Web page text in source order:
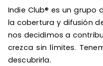
Indie Club® es un grupo
la cobertura y difusión
nos decidimos a
crezca sin límites.
descubrirla.